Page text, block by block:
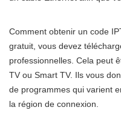
Comment obtenir un code
gratuit, vous devez
professionnelles. Cela peut
TV ou Smart TV. Ils vous
de programmes qui varient
la région de connexion.